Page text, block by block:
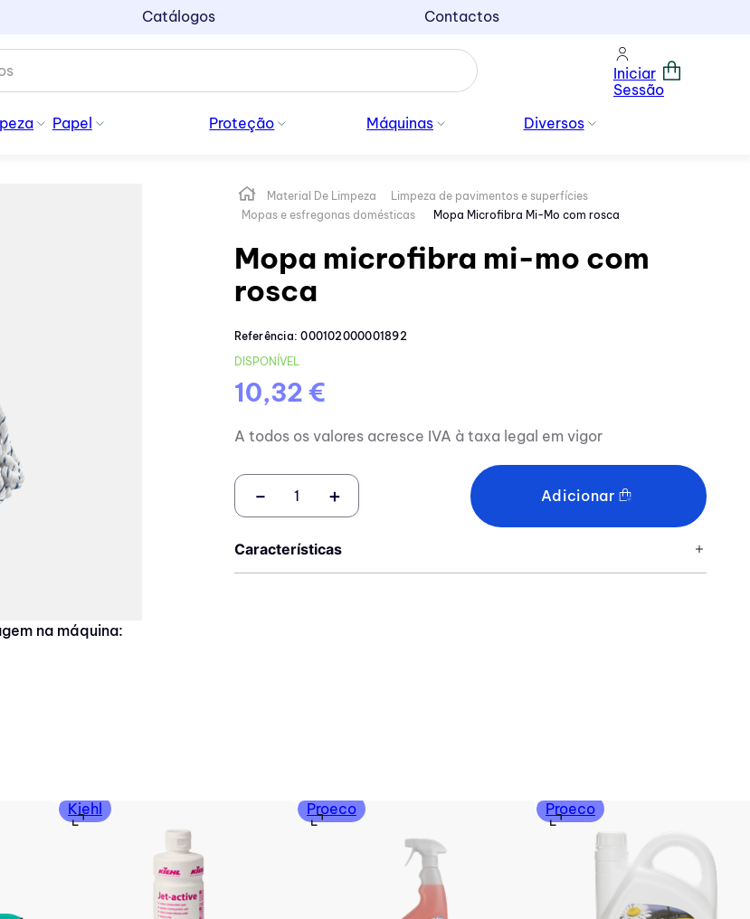
Catálogos Contactos
Iniciar
Sessão
Papel Proteção Máquinas Diversos
na máquina:
Material De Limpeza
Limpeza de pavimentos e superfícies
Mopas e esfregonas domésticas
Mopa Microfibra Mi-Mo com rosca
Mopa microfibra mi-mo com
rosca
Referência:000102000001892
DISPONÍVEL
10,32 €
A todos os valores acresce IVA à taxa legal em vigor
＋
－ Adicionar
Características
Kiehl Proeco Proeco